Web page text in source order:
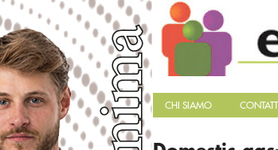
CHI SIAMO CONTATTI